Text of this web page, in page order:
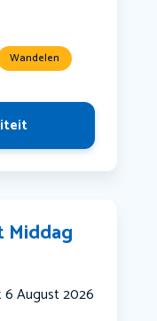
Wandelen
Middag
August 2026